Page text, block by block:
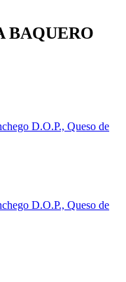
BAQUERO
D.O.P., Queso de
D.O.P., Queso de